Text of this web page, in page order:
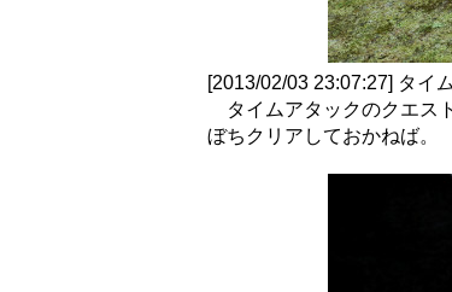
[2013/02/03 23:07:27] タイ
タイムアタックのクエス
ぼちクリアしておかねば。